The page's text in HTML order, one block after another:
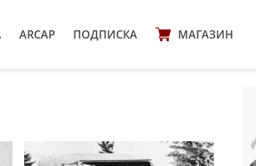
ARCAP ПОДПИСКА МАГАЗИН